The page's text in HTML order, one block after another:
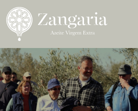
Saltar para o conteúdo principal